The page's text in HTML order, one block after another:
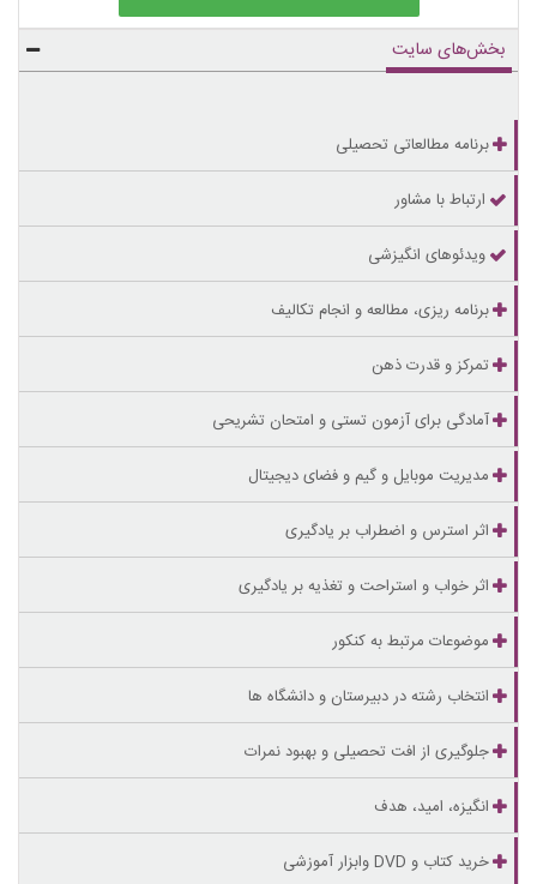
بخش‌های سایت
برنامه مطالعاتی تحصیلی
ارتباط با مشاور
ویدئوهای انگیزشی
برنامه ریزی، مطالعه و انجام تکالیف
تمرکز و قدرت ذهن
آمادگی برای آزمون تستی و امتحان تشریحی
مدیریت موبایل و گیم و فضای دیجیتال
اثر استرس و اضطراب بر یادگیری
اثر خواب و استراحت و تغذیه بر یادگیری
موضوعات مرتبط به کنکور
انتخاب رشته در دبیرستان و دانشگاه ها
جلوگیری از افت تحصیلی و بهبود نمرات
انگیزه، امید، هدف
خرید کتاب و DVD وابزار آموزشی